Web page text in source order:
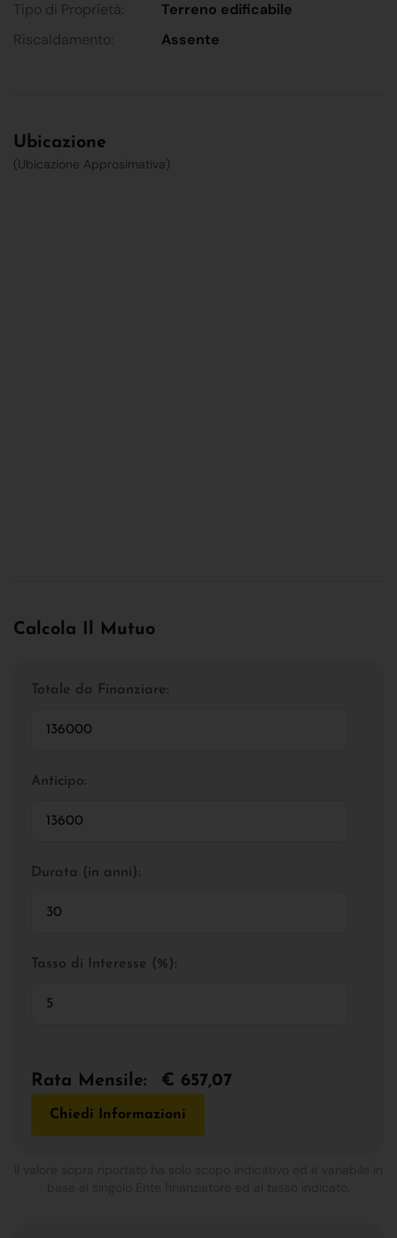
Tipo di Proprietà:
Terreno edificabile
Riscaldamento:
Assente
Ubicazione
(Ubicazione Approsimativa)
Calcola Il Mutuo
Totale da Finanziare:
Anticipo:
Durata (in anni):
Tasso di Interesse (%):
Rata Mensile: € 657,07
Chiedi Informazioni